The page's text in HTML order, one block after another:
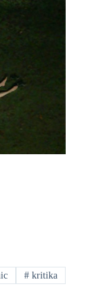
#kritika